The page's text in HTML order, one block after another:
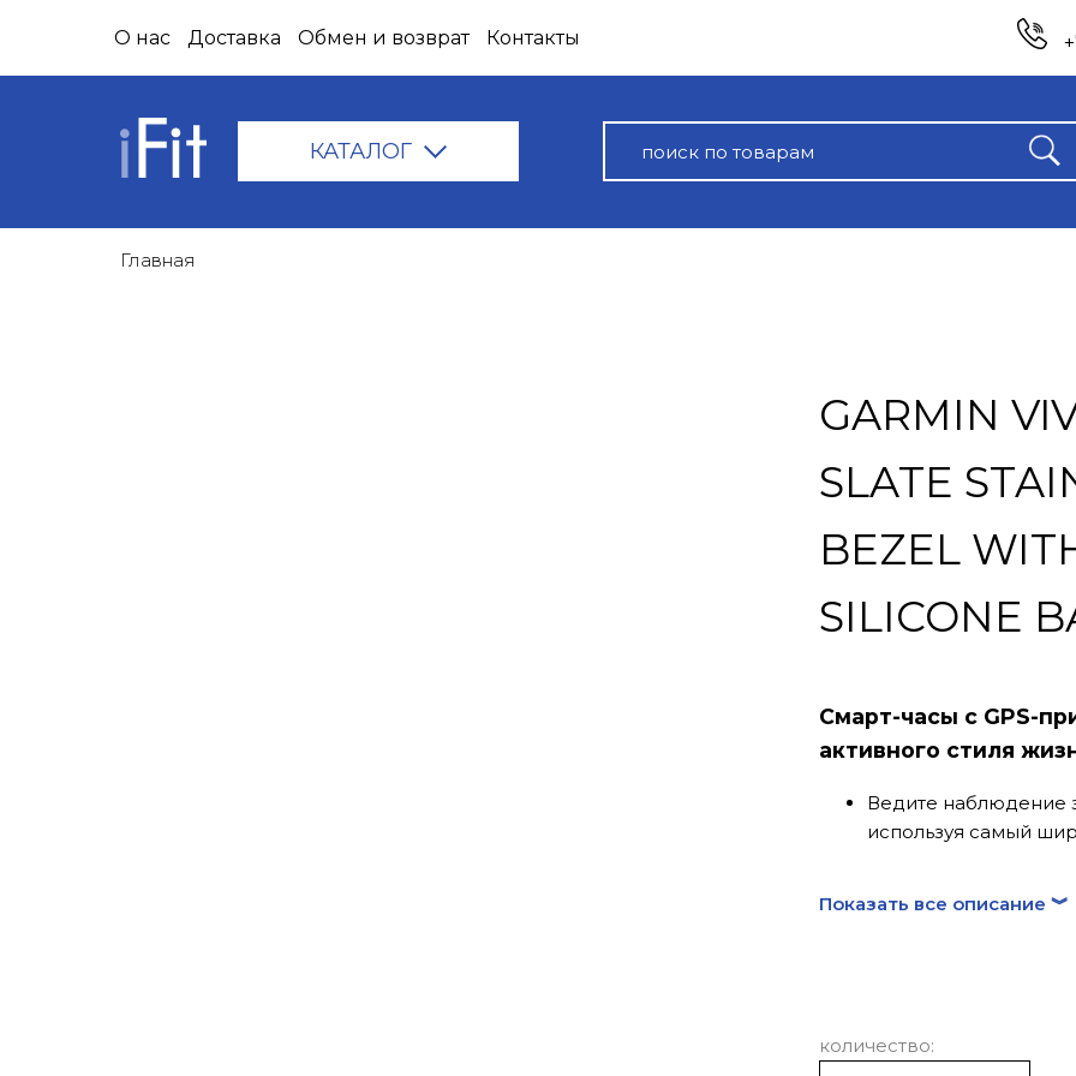
О нас Доставка Обмен и возврат Контакты
КАТАЛОГ
Главная
GARMIN
SLATE
BEZEL
SILICONE
Смарт-часы с GPS-
активного стиля
Ведите наблюдение
используя самый
телефона
экране часов
Показать все описание ︾
количество: